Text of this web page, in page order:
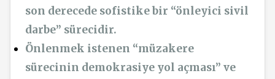
son derecede sofistike bir “önleyici sivil
darbe” sürecidir.
Önlenmek istenen “müzakere
sürecinin demokrasiye yol açması” ve